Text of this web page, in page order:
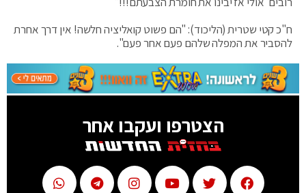
ח"כ קטי שטרית (הליכוד): "הם פשוט קואליציה חלשה! אין דרך אחרת
להסביר את המפלה שלהם פעם אחר פעם".
הצטרפו ועקבו אחר